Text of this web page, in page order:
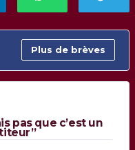
Plus de brèves
pas que c’est un